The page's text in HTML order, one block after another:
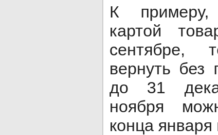
К примеру,
картой
сентябре,
вернуть без
до 31
ноября
конца января